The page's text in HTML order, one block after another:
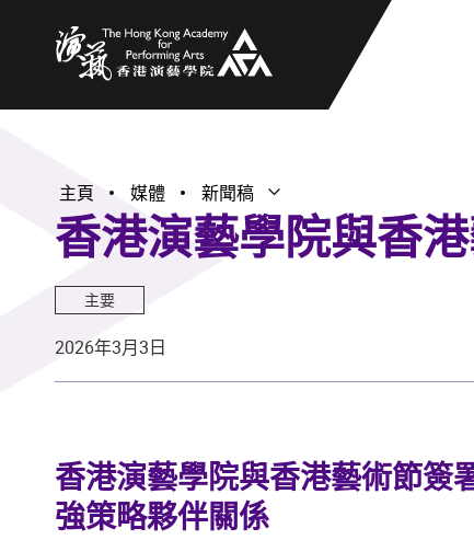
主頁 媒體 新聞稿 打開子選單
關閉子選單
香港演藝學院與香
主要
2026年3月3日
香港演藝學院與香港藝術節簽
強策略夥伴關係